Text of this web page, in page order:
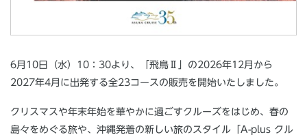
6月10日（水）10：30より、「飛鳥Ⅱ」の2026年12月から
2027年4月に出発する全23コースの販売を開始いたしました。
クリスマスや年末年始を華やかに過ごすクルーズをはじめ、春の
島々をめぐる旅や、沖縄発着の新しい旅のスタイル「A-plus クル